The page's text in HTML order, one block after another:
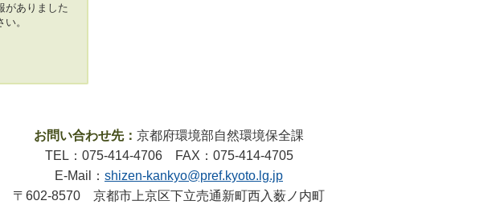
がありました
。
お問い合わせ先： 京都府環境部自然環境保全課
TEL：075-414-4706 FAX：075-414-4705
E-Mail： shizen-kankyo@pref.kyoto.lg.jp
〒602-8570 京都市上京区下立売通新町西入薮ノ内町